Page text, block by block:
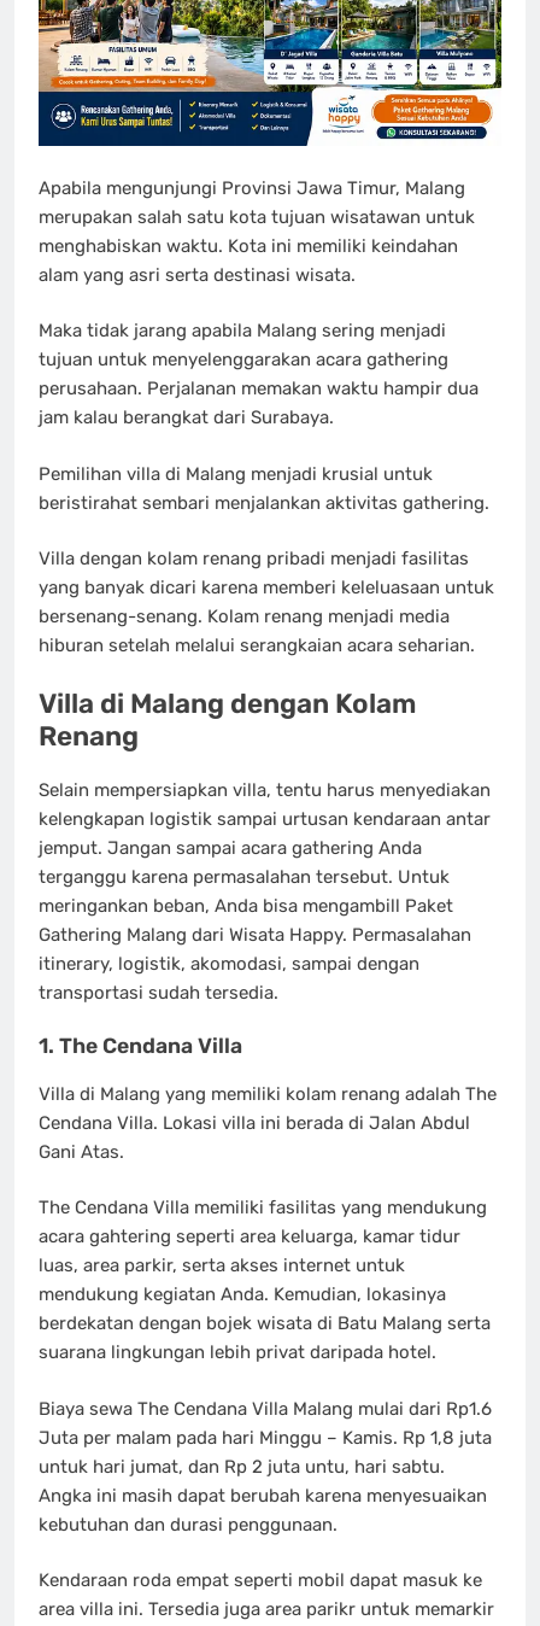
Apabila mengunjungi Provinsi Jawa Timur, Malang
merupakan salah satu kota tujuan wisatawan untuk
menghabiskan waktu. Kota ini memiliki keindahan
alam yang asri serta destinasi wisata.
Maka tidak jarang apabila Malang sering menjadi
tujuan untuk menyelenggarakan acara gathering
perusahaan. Perjalanan memakan waktu hampir dua
jam kalau berangkat dari Surabaya.
Pemilihan villa di Malang menjadi krusial untuk
beristirahat sembari menjalankan aktivitas gathering.
Villa dengan kolam renang pribadi menjadi fasilitas
yang banyak dicari karena memberi keleluasaan untuk
bersenang-senang. Kolam renang menjadi media
hiburan setelah melalui serangkaian acara seharian.
Villa di Malang dengan Kolam
Renang
Selain mempersiapkan villa, tentu harus menyediakan
kelengkapan logistik sampai urtusan kendaraan antar
jemput. Jangan sampai acara gathering Anda
terganggu karena permasalahan tersebut. Untuk
meringankan beban, Anda bisa mengambill Paket
Gathering Malang dari Wisata Happy. Permasalahan
itinerary, logistik, akomodasi, sampai dengan
transportasi sudah tersedia.
1. The Cendana Villa
Villa di Malang yang memiliki kolam renang adalah The
Cendana Villa. Lokasi villa ini berada di Jalan Abdul
Gani Atas.
The Cendana Villa memiliki fasilitas yang mendukung
acara gahtering seperti area keluarga, kamar tidur
luas, area parkir, serta akses internet untuk
mendukung kegiatan Anda. Kemudian, lokasinya
berdekatan dengan bojek wisata di Batu Malang serta
suarana lingkungan lebih privat daripada hotel.
Biaya sewa The Cendana Villa Malang mulai dari Rp1.6
Juta per malam pada hari Minggu – Kamis. Rp 1,8 juta
untuk hari jumat, dan Rp 2 juta untu, hari sabtu.
Angka ini masih dapat berubah karena menyesuaikan
kebutuhan dan durasi penggunaan.
Kendaraan roda empat seperti mobil dapat masuk ke
area villa ini. Tersedia juga area parikr untuk memarkir